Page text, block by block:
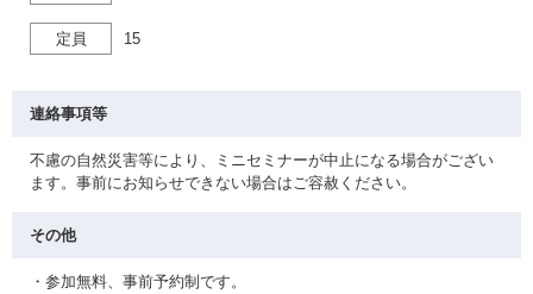
定員 15
連絡事項等
不慮の自然災害等により、ミニセミナーが中止になる場合がござい
ます。事前にお知らせできない場合はご容赦ください。
その他
・参加無料、事前予約制です。